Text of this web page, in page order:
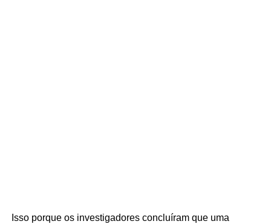
Isso porque os investigadores concluíram que uma